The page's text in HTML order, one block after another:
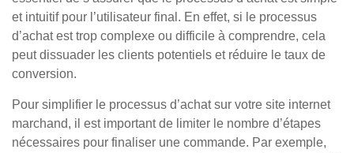
et intuitif pour l’utilisateur final. En effet, si le processus
d’achat est trop complexe ou difficile à comprendre, cela
peut dissuader les clients potentiels et réduire le taux de
conversion.
Pour simplifier le processus d’achat sur votre site internet
marchand, il est important de limiter le nombre d’étapes
nécessaires pour finaliser une commande. Par exemple,